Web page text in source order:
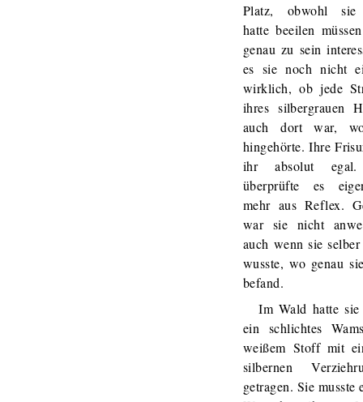
Platz, obwohl
hatte beeilen
genau zu sein
es sie noch nicht
wirklich, ob jede
ihres silbergrauen
auch dort war,
hingehörte. Ihre
ihr absolut
überprüfte es
mehr aus Reflex.
war sie nicht
auch wenn sie
wusste, wo genau
befand.
Im Wald hatte
ein schlichtes
weißem Stoff mit
silbernen
getragen. Sie musste